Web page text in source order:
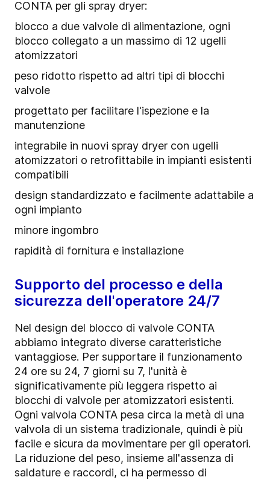
CONTA per gli spray dryer:
blocco a due valvole di alimentazione, ogni
blocco collegato a un massimo di 12 ugelli
atomizzatori
peso ridotto rispetto ad altri tipi di blocchi
valvole
progettato per facilitare l'ispezione e la
manutenzione
integrabile in nuovi spray dryer con ugelli
atomizzatori o retrofittabile in impianti esistenti
compatibili
design standardizzato e facilmente adattabile a
ogni impianto
minore ingombro
rapidità di fornitura e installazione
Supporto del processo e della
sicurezza dell'operatore 24/7
Nel design del blocco di valvole CONTA
abbiamo integrato diverse caratteristiche
vantaggiose. Per supportare il funzionamento
24 ore su 24, 7 giorni su 7, l'unità è
significativamente più leggera rispetto ai
blocchi di valvole per atomizzatori esistenti.
Ogni valvola CONTA pesa circa la metà di una
valvola di un sistema tradizionale, quindi è più
facile e sicura da movimentare per gli operatori.
La riduzione del peso, insieme all'assenza di
saldature e raccordi, ci ha permesso di